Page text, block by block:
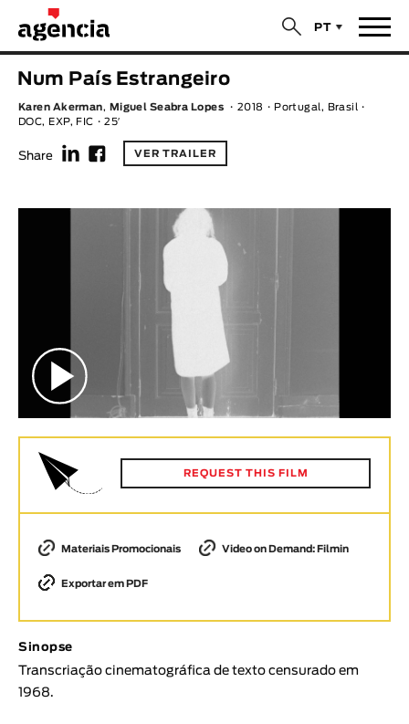
PT
$
Notícias
Filmes
Realizadores
Últimas Selecções
Sobre nós & Contactos
Curtas Vila do Conde Solar O Dia Mais Curto
Animar
TÍTULO ORIGINAL
TÍTULO PORTUGUÊS
Legenda disponível
ANO
Ano
< / >
GÉNERO
Experimental
Documentário
Num País Estrangeiro
Karen Akerman, Miguel Seabra Lopes 2018
Portugal, Brasil
DOC, EXP, FIC
25′
Share f F VER TRAILER
REQUEST THIS FILM
Materiais Promocionais Video on Demand: Filmin
Exportar em PDF
Sinopse
Transcriação cinematográfica de texto censurado em
1968.